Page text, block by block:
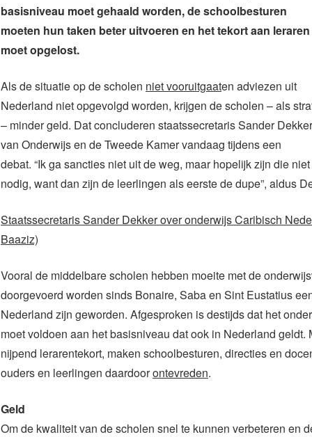
basisniveau moet gehaald worden, de schoolbesturen
moeten hun taken beter uitvoeren en het tekort aan leraren
moet opgelost.
Als de situatie op de scholen niet vooruitgaaten adviezen uit
Nederland niet opgevolgd worden, krijgen de scholen – als
– minder geld. Dat concluderen staatssecretaris Sander Dekker
van Onderwijs en de Tweede Kamer vandaag tijdens een
debat. “Ik ga sancties niet uit de weg, maar hopelijk zijn die niet
nodig, want dan zijn de leerlingen als eerste de dupe”, aldus
Staatssecretaris Sander Dekker over onderwijs Caribisch
Baaziz)
Vooral de middelbare scholen hebben moeite met de
doorgevoerd worden sinds Bonaire, Saba en Sint Eustatius
Nederland zijn geworden. Afgesproken is destijds dat het
moet voldoen aan het basisniveau dat ook in Nederland geldt.
nijpend lerarentekort, maken schoolbesturen, directies en
ouders en leerlingen daardoorontevreden.
Geld
Om de kwaliteit van de scholen snel te kunnen verbeteren en